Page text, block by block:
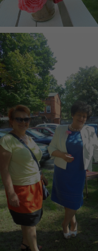
Konieczne
Te pliki cookie
nie są
opcjonalne. Są
one potrzebne
do
funkcjonowania
strony
internetowej.
Statystyka